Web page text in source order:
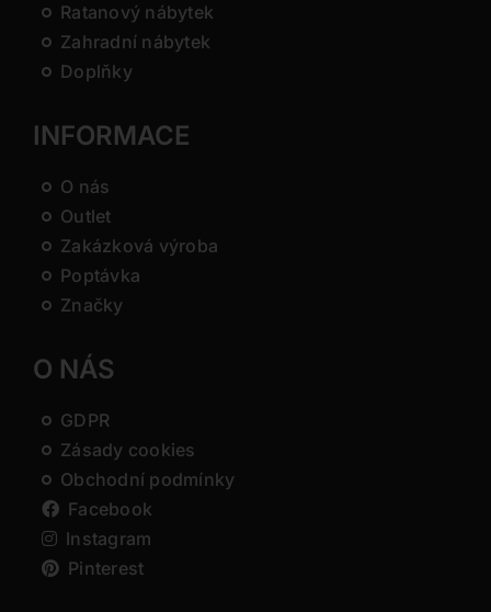
Ratanový nábytek
Zahradní nábytek
Doplňky
INFORMACE
O nás
Outlet
Zakázková výroba
Poptávka
Značky
O NÁS
GDPR
Zásady cookies
Obchodní podmínky
Facebook
Instagram
Pinterest